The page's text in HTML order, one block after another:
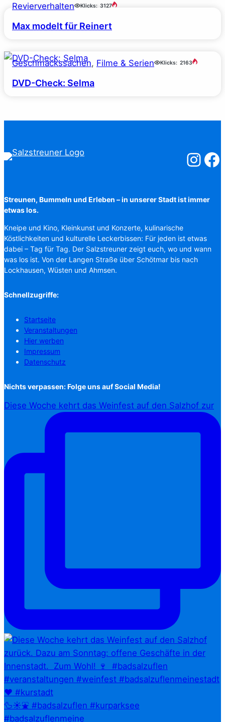
Revierverhalten Klicks: 3127
Max modelt für Reinert
Geschmackssachen, Filme & Serien Klicks: 2163
DVD-Check: Selma
Streunen, Bummeln und Erleben – in unserer Stadt ist immer
etwas los.
Kneipe und Kino, Kleinkunst und Konzerte, kulinarische
Köstlichkeiten und kulturelle Leckerbissen: Für jeden ist etwas
dabei – Tag für Tag. Der Salzstreuner zeigt euch, wo und wann
was los ist. Von der Langen Straße über Schötmar bis nach
Lockhausen, Wüsten und Ahmsen.
Schnellzugriffe:
Startseite
Veranstaltungen
Hier werben
Impressum
Datenschutz
Nichts verpassen: Folge uns auf Social Media!
Diese Woche kehrt das Weinfest auf den Salzhof zur
🦆☀️⛲ #badsalzuflen #kurparksee
#badsalzuflenmeine